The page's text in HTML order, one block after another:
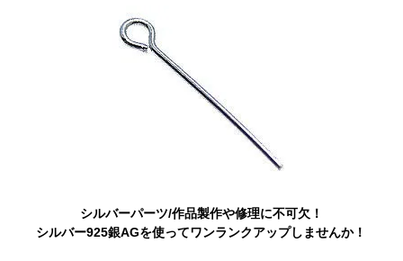
シルバーパーツ/作品製作や修理に不可欠！
シルバー925銀AGを使ってワンランクアップしませんか！